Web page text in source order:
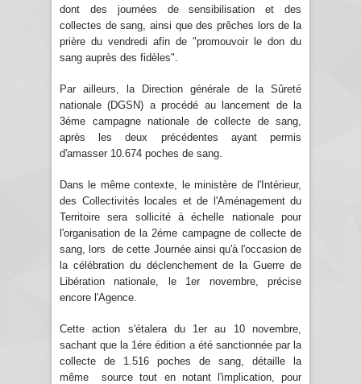
dont des journées de sensibilisation et des
collectes de sang, ainsi que des prêches lors de la
prière du vendredi afin de "promouvoir le don du
sang auprès des fidèles".
Par ailleurs, la Direction générale de la Sûreté
nationale (DGSN) a procédé au lancement de la
3éme campagne nationale de collecte de sang,
après les deux précédentes ayant permis
d'amasser 10.674 poches de sang.
Dans le même contexte, le ministère de l'Intérieur,
des Collectivités locales et de l'Aménagement du
Territoire sera sollicité à échelle nationale pour
l'organisation de la 2éme campagne de collecte de
sang, lors de cette Journée ainsi qu'à l'occasion de
la célébration du déclenchement de la Guerre de
Libération nationale, le 1er novembre, précise
encore l'Agence.
Cette action s'étalera du 1er au 10 novembre,
sachant que la 1ére édition a été sanctionnée par la
collecte de 1.516 poches de sang, détaille la
même source tout en notant l'implication, pour